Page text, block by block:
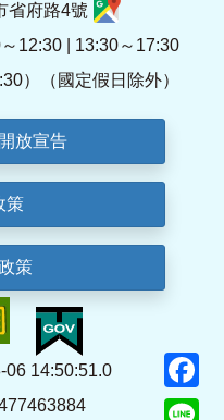
省府路4號
12:30 | 13:30～17:30
）（國定假日除外）
放宣告
策
策
06 14:50:51.0